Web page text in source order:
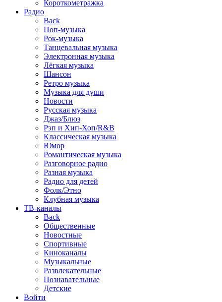
Короткометражка
Радио
Back
Поп-музыка
Рок-музыка
Танцевальная музыка
Электронная музыка
Лёгкая музыка
Шансон
Ретро музыка
Музыка для души
Новости
Русская музыка
Джаз/Блюз
Рэп и Хип-Хоп/R&B
Классическая музыка
Юмор
Романтическая музыка
Разговорное радио
Разная музыка
Радио для детей
Фолк/Этно
Клубная музыка
ТВ-каналы
Back
Общественные
Новостные
Спортивные
Киноканалы
Музыкальные
Развлекательные
Познавательные
Детские
Войти